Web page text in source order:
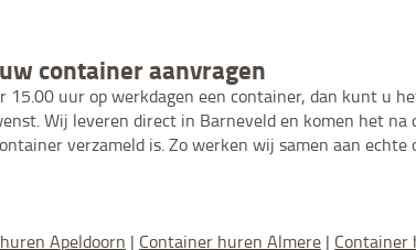
container aanvragen
15.00 uur op werkdagen een container, dan kunt u
Wij leveren direct in Barneveld en komen het
verzameld is. Zo werken wij samen aan
Apeldoorn | Container huren Almere | Container